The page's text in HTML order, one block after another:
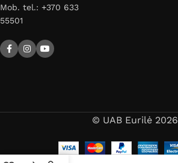
Mob. tel.: +370 633
55501
© UAB Eurilė 2026